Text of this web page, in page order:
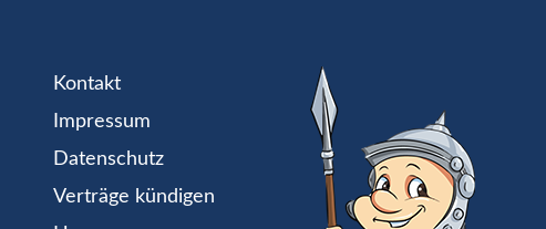
Kontakt
Impressum
Datenschutz
Verträge kündigen